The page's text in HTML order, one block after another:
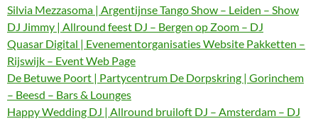
Silvia Mezzasoma | Argentijnse Tango Show – Leiden – Show
DJ Jimmy | Allround feest DJ – Bergen op Zoom – DJ
Quasar Digital | Evenementorganisaties Website Pakketten –
Rijswijk – Event Web Page
De Betuwe Poort | Partycentrum De Dorpskring | Gorinchem
– Beesd – Bars & Lounges
Happy Wedding DJ | Allround bruiloft DJ – Amsterdam – DJ